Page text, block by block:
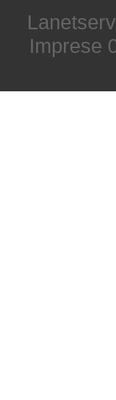
Imprese